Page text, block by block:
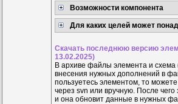
Возможности компонента
Для каких целей может
Скачать последнюю версию
13.02.2025)
В архиве файлы элемента и схема
внесения нужных дополнений в
пользуетесь элементом, то
через svn или вручную. После чего
и она обновит данные в нужных